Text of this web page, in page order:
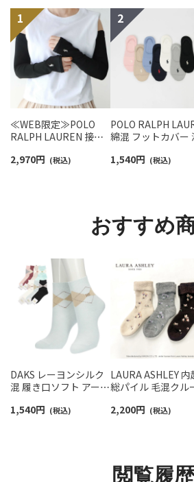
≪WEB限定≫POLO
RALPH LAUREN 接触
ームカバー ＆ レッグウ
2,970円 (税込)
POLO RALPH
綿混 フットカバー
カバーソックス レ
1,540円 (税込)
おすすめ
DAKS レーヨンシルク
混 履き口ソフト アーガ
クルー丈 レディース ソ
1,540円 (税込)
LAURA ASHLEY
総パイル 毛混クル
リアグローブ柄 レ
2,200円 (税込)
閲覧履歴